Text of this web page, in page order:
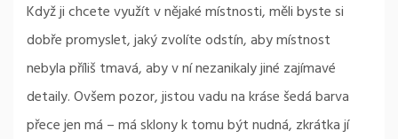
Když ji chcete využít v nějaké místnosti, měli byste si
dobře promyslet, jaký zvolíte odstín, aby místnost
nebyla příliš tmavá, aby v ní nezanikaly jiné zajímavé
detaily. Ovšem pozor, jistou vadu na kráse šedá barva
přece jen má – má sklony k tomu být nudná, zkrátka jí